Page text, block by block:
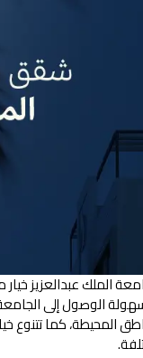
عبدالعزيز خيار
الوصول إلى
المحيطة، كما تتنوع